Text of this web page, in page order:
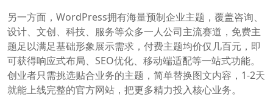
另一方面，WordPress拥有海量预制企业主题，覆盖咨询、
设计、文创、科技、服务等众多一人公司主流赛道，免费主
题足以满足基础形象展示需求，付费主题均价仅几百元，即
可获得响应式布局、SEO优化、移动端适配等一站式功能。
创业者只需挑选贴合业务的主题，简单替换图文内容，1-2天
就能上线完整的官方网站，把更多精力投入核心业务。